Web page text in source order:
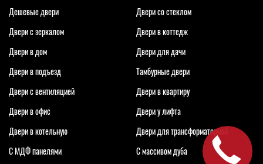
Дешевые двери
Двери со стеклом
Двери с зеркалом
Двери в коттедж
Двери в дом
Двери для дачи
Двери в подъезд
Тамбурные двери
Двери с вентиляцией
Двери в квартиру
Двери в офис
Двери у лифта
Двери в котельную
Двери для трансформаторной
С МДФ панелями
С массивом дуба